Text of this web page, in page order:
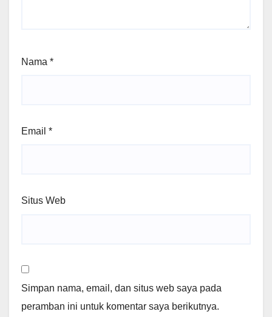
Nama *
Email *
Situs Web
Simpan nama, email, dan situs web saya pada
peramban ini untuk komentar saya berikutnya.